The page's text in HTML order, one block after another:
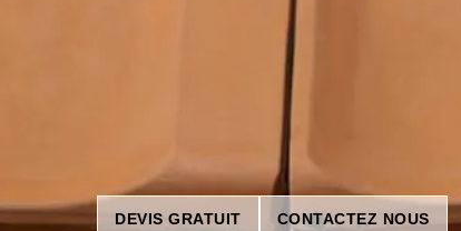
DEVIS GRATUIT CONTACTEZ NOUS